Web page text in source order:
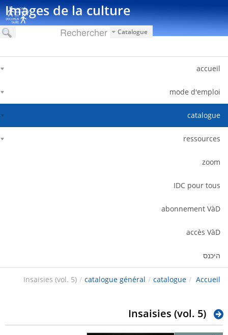
Images de la culture
Catalogue
accueil
mode d'emploi
catalogue
ressources
zoom
IDC pour tous
abonnement VàD
accès VàD
היכנס
Accueil
/
catalogue
/
catalogue général
/
Insaisies (vol. 5)
Insaisies (vol. 5)